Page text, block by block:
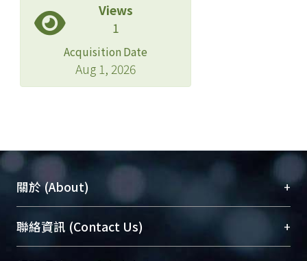
Views
1
Acquisition Date
Aug 1, 2026
關於 (About) +
臺大位居世界頂尖大學之列，為永久珍藏及向國際
展現本校豐碩的研究成果及學術能量，圖書館整合
聯絡資訊 (Contact Us) +